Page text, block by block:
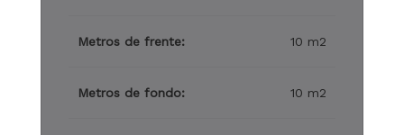
Metros de frente: 10 m2
Metros de fondo: 10 m2